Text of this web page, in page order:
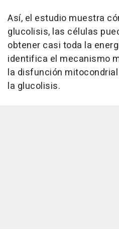
Así, el estudio muestra
glucolisis, las células
obtener casi toda la
identifica el mecanismo
la disfunción
la glucolisis.